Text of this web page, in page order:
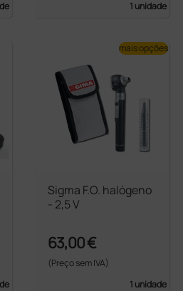
1 unidade
Sigma F.O. halógeno
- 2,5 V
63,00 €
(Preço sem IVA)
1 unidade
mais opções